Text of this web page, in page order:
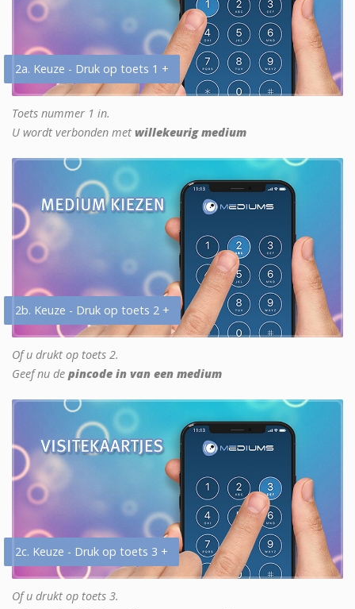
2a. Keuze - Druk op toets 1 +
Toets nummer 1 in.
U wordt verbonden met willekeurig medium
2b. Keuze - Druk op toets 2 +
Of u drukt op toets 2.
Geef nu de pincode in van een medium
2c. Keuze - Druk op toets 3 +
Of u drukt op toets 3.